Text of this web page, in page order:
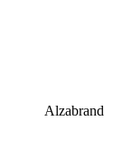
Alzabrand